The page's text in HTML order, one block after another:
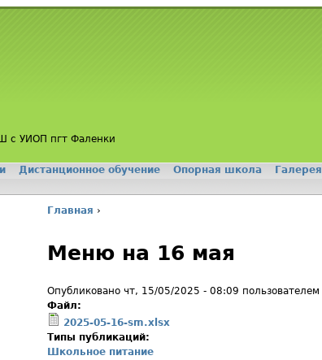
с УИОП пгт Фаленки
Главная ›
Меню на 16 мая
Опубликовано чт, 15/05/2025 - 08:09 пользователем
Файл:
2025-05-16-sm.xlsx
Типы публикаций:
Школьное питание
Дистанционное обучение Опорная школа Галерея